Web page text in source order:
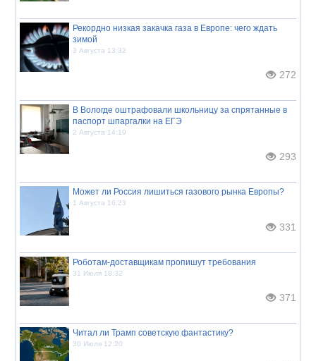
Рекордно низкая закачка газа в Европе: чего ждать
зимой
3 Августа 13:32
272
В Вологде оштрафовали школьницу за спрятанные в
паспорт шпаргалки на ЕГЭ
2 Августа 14:19
293
Может ли Россия лишиться газового рынка Европы?
1 Августа 16:23
331
Роботам-доставщикам пропишут требования
31 Июля 18:32
371
Читал ли Трамп советскую фантастику?
30 Июля 12:20